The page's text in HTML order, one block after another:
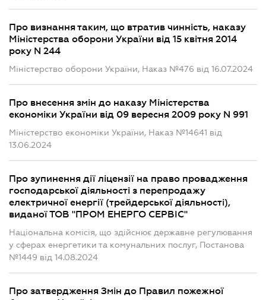
Про визнання таким, що втратив чинність, наказу
Міністерства оборони України від 15 квітня 2014
року N 244
Міністерство оборони України, Наказ №476 від 16.07.2024
Про внесення змін до наказу Міністерства
економіки України від 09 вересня 2009 року N 991
Міністерство економіки України, Наказ №14641 від
13.06.2024
Про зупинення дії ліцензії на право провадження
господарської діяльності з перепродажу
електричної енергії (трейдерської діяльності),
виданої ТОВ "ПРОМ ЕНЕРГО СЕРВІС"
Національна комісія, що здійснює державне регулювання
у сферах енергетики та комунальних послуг, Постанова
№1449 від 14.08.2024
Про затвердження Змін до Правил пожежної